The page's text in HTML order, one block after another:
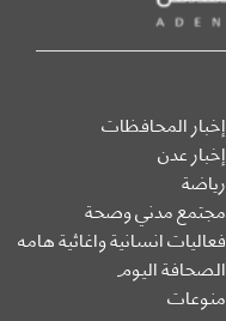
إخبار المحافظات
إخبار عدن
رياضة
مجتمع مدني وصحة
فعاليات انسانية واغاثية هامه
الصحافة اليوم
منوعات